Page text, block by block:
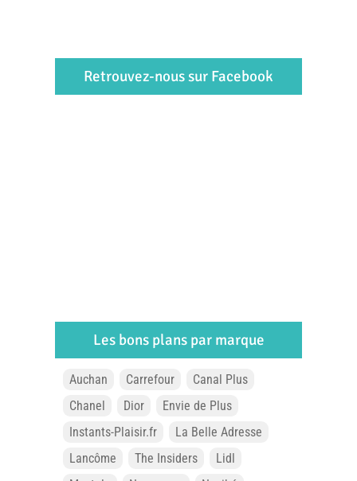
Retrouvez-nous sur Facebook
Les bons plans par marque
Auchan Carrefour
Canal Plus
Chanel
Dior
Envie de Plus
Instants-Plaisir.fr
La Belle Adresse
Lancôme
The Insiders
Lidl